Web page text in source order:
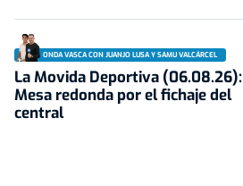
ONDA VASCA CON JUANJO LUSA Y SAMU VALCÁRCEL
La Movida Deportiva (06.08.26):
Mesa redonda por el fichaje del
central